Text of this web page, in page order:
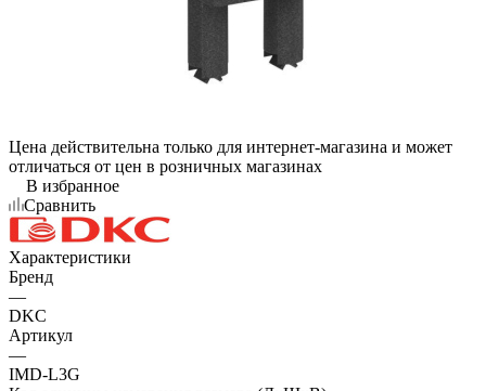
Цена действительна только для интернет-магазина и может
отличаться от цен в розничных магазинах
В избранное
Сравнить
Характеристики
Бренд
—
DKC
Артикул
—
IMD-L3G